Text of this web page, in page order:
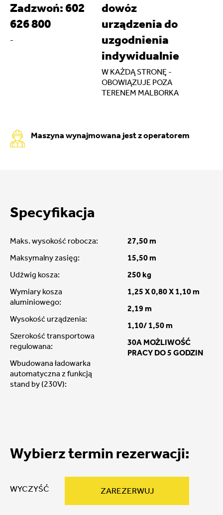
Zadzwoń: 602
626 800
-
dowóz
urządzenia do
uzgodnienia
indywidualnie
W KAŻDĄ STRONĘ -
OBOWIĄZUJE POZA
TERENEM MALBORKA
Maszyna wynajmowana jest z operatorem
Specyfikacja
Maks. wysokość robocza:
Maksymalny zasięg:
Udźwig kosza:
Wymiary kosza
aluminiowego:
Wysokość urządzenia:
Szerokość transportowa
regulowana:
Wbudowana ładowarka
automatyczna z funkcją
stand by (230V):
27,50 m
15,50 m
250 kg
1,25 X 0,80 X 1,10 m
2,19 m
1,10/ 1,50 m
30A MOŻLIWOŚĆ
PRACY DO 5 GODZIN
Wybierz termin rezerwacji:
WYCZYŚĆ ZAREZERWUJ